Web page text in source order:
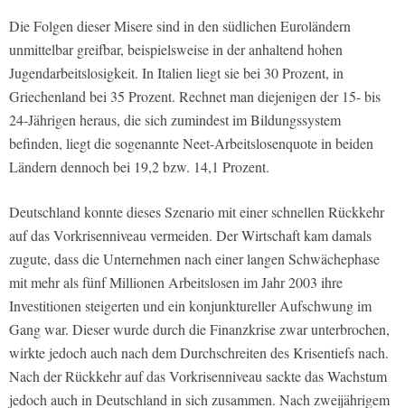
Die Folgen dieser Misere sind in den südlichen Euroländern
unmittelbar greifbar, beispielsweise in der anhaltend hohen
Jugendarbeitslosigkeit. In Italien liegt sie bei 30 Prozent, in
Griechenland bei 35 Prozent. Rechnet man diejenigen der 15- bis
24-Jährigen heraus, die sich zumindest im Bildungssystem
befinden, liegt die sogenannte Neet-Arbeitslosenquote in beiden
Ländern dennoch bei 19,2 bzw. 14,1 Prozent.
Deutschland konnte dieses Szenario mit einer schnellen Rückkehr
auf das Vorkrisenniveau vermeiden. Der Wirtschaft kam damals
zugute, dass die Unternehmen nach einer langen Schwächephase
mit mehr als fünf Millionen Arbeitslosen im Jahr 2003 ihre
Investitionen steigerten und ein konjunktureller Aufschwung im
Gang war. Dieser wurde durch die Finanzkrise zwar unterbrochen,
wirkte jedoch auch nach dem Durchschreiten des Krisentiefs nach.
Nach der Rückkehr auf das Vorkrisenniveau sackte das Wachstum
jedoch auch in Deutschland in sich zusammen. Nach zweijährigem